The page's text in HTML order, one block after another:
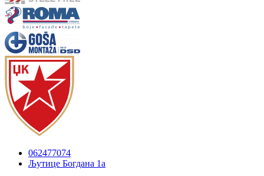
062477074
Љутице Богдана 1а